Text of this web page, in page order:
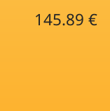
145.89 €